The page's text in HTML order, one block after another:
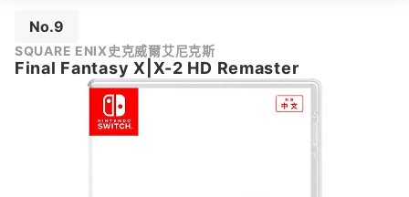
No.9
SQUARE ENIX史克威爾艾尼克斯
Final Fantasy X|X-2 HD Remaster